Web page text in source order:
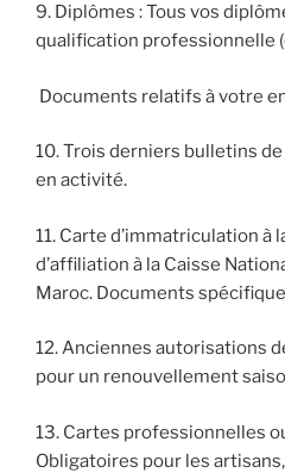
9. Diplômes : Tous vos
qualification professionnelle
Documents relatifs à votre
10. Trois derniers bulletins
en activité.
11. Carte d’immatriculation à
d’affiliation à la Caisse
Maroc. Documents
12. Anciennes autorisations
pour un renouvellement
13. Cartes professionnelles
Obligatoires pour les